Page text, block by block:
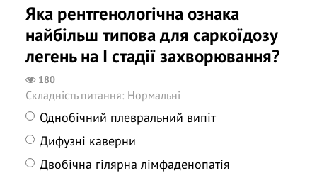
Яка рентгенологічна ознака
найбільш типова для саркоїдозу
легень на I стадії захворювання?
180
Складність питання: Нормальні
Однобічний плевральний випіт
Дифузні каверни
Двобічна гілярна лімфаденопатія